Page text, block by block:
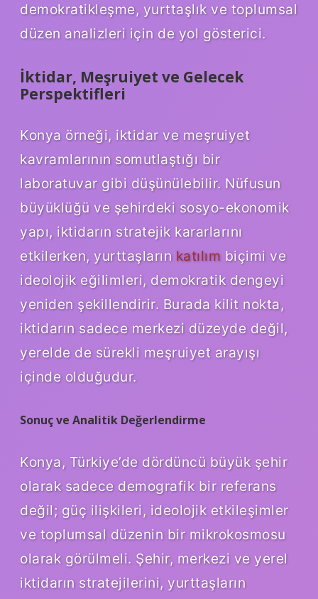
demokratikleşme, yurttaşlık ve toplumsal
düzen analizleri için de yol gösterici.
İktidar, Meşruiyet ve Gelecek
Perspektifleri
Konya örneği, iktidar ve meşruiyet
kavramlarının somutlaştığı bir
laboratuvar gibi düşünülebilir. Nüfusun
büyüklüğü ve şehirdeki sosyo-ekonomik
yapı, iktidarın stratejik kararlarını
etkilerken, yurttaşların katılım biçimi ve
ideolojik eğilimleri, demokratik dengeyi
yeniden şekillendirir. Burada kilit nokta,
iktidarın sadece merkezi düzeyde değil,
yerelde de sürekli meşruiyet arayışı
içinde olduğudur.
Sonuç ve Analitik Değerlendirme
Konya, Türkiye’de dördüncü büyük şehir
olarak sadece demografik bir referans
değil; güç ilişkileri, ideolojik etkileşimler
ve toplumsal düzenin bir mikrokosmosu
olarak görülmeli. Şehir, merkezi ve yerel
iktidarın stratejilerini, yurttaşların